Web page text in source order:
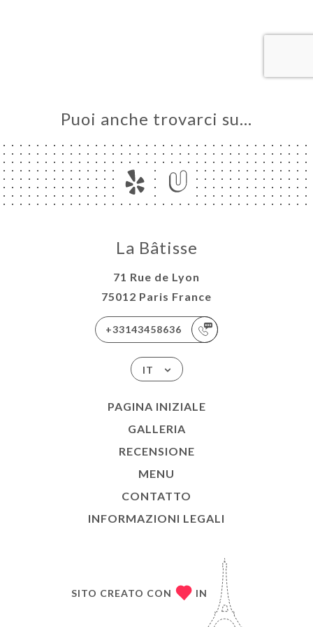
Puoi anche trovarci su…
La Bâtisse
71 Rue de Lyon
75012 Paris France
+33143458636
IT
PAGINA INIZIALE
GALLERIA
RECENSIONE
MENU
CONTATTO
INFORMAZIONI LEGALI
SITO CREATO CON IN